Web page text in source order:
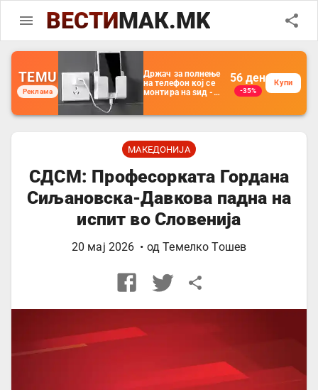
ВЕСТИМАК.MK
TEMU
Реклама
Држач за полнење
на телефон кој се
монтира на ѕид -
организатор за
далечински
управувач
56 ден
-35%
Купи
МАКЕДОНИЈА
СДСМ: Професорката Гордана
Сиљановска-Давкова падна на
испит во Словенија
20 мај 2026 • одТемелко Тошев